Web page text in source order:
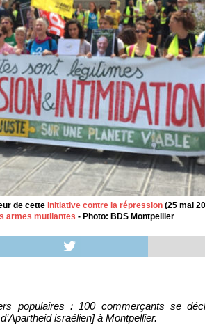
de cette initiative contre la répression (25 mai
armes mutilantes - Photo: BDS Montpellier
populaires : 100 commerçants se
israélien] à Montpellier.